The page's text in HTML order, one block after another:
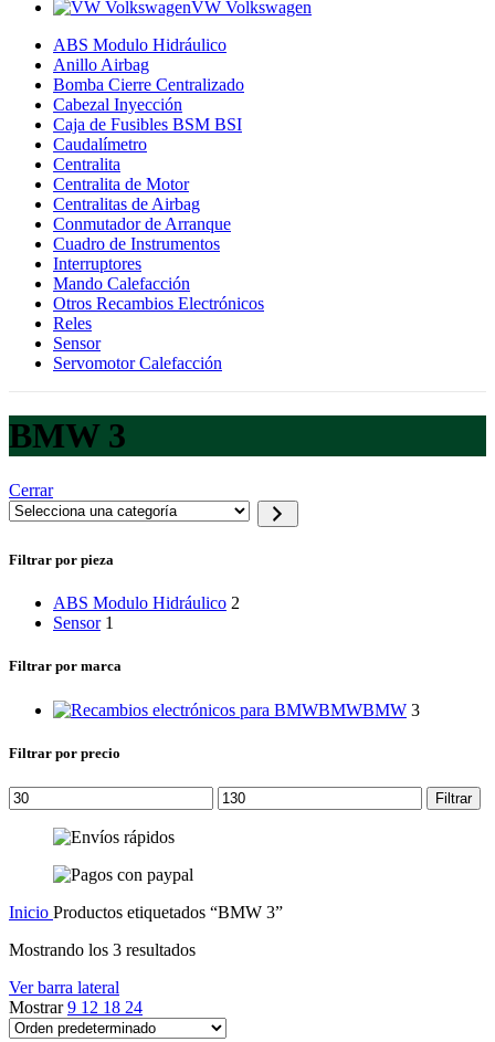
VW Volkswagen
ABS Modulo Hidráulico
Anillo Airbag
Bomba Cierre Centralizado
Cabezal Inyección
Caja de Fusibles BSM BSI
Caudalímetro
Centralita
Centralita de Motor
Centralitas de Airbag
Conmutador de Arranque
Cuadro de Instrumentos
Interruptores
Mando Calefacción
Otros Recambios Electrónicos
Reles
Sensor
Servomotor Calefacción
BMW 3
Cerrar
Selecciona
Filtrar por pieza
ABS Modulo Hidráulico 2
Sensor 1
Filtrar por marca
BMWBMW 3
Filtrar por precio
Precio
mínimo
Precio
máximo
Filtrar
Inicio Productos etiquetados “BMW 3”
Mostrando los 3 resultados
Ver barra lateral
Mostrar9 12 18 24